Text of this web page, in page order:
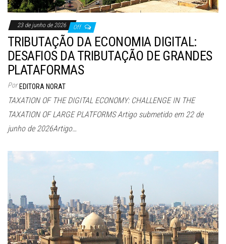
23 de junho de 2026 Off
TRIBUTAÇÃO DA ECONOMIA DIGITAL:
DESAFIOS DA TRIBUTAÇÃO DE GRANDES
PLATAFORMAS
Por EDITORA NORAT
TAXATION OF THE DIGITAL ECONOMY: CHALLENGE IN THE
TAXATION OF LARGE PLATFORMS Artigo submetido em 22 de
junho de 2026Artigo…